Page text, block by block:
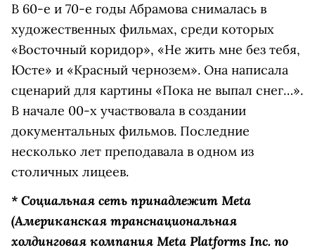
В 60-е и 70-е годы Абрамова снималась в
художественных фильмах, среди которых
«Восточный коридор», «Не жить мне без тебя,
Юсте» и «Красный чернозем». Она написала
сценарий для картины «Пока не выпал снег…».
В начале 00-х участвовала в создании
документальных фильмов. Последние
несколько лет преподавала в одном из
столичных лицеев.
* Социальная сеть принадлежит Meta
(Американская транснациональная
холдинговая компания Meta Platforms Inc. по